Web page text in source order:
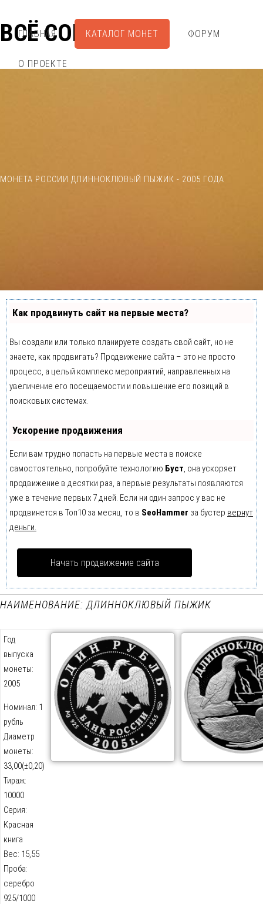
ВСЁ СОБРАЛ
ГЛАВНАЯ КАТАЛОГ МОНЕТ ФОРУМ
О ПРОЕКТЕ
МОНЕТА РОССИИ ДЛИННОКЛЮВЫЙ ПЫЖИК - 2005 ГОДА
Как продвинуть сайт на первые места?
Вы создали или только планируете создать свой сайт, но не
знаете, как продвигать? Продвижение сайта – это не просто
процесс, а целый комплекс мероприятий, направленных на
увеличение его посещаемости и повышение его позиций в
поисковых системах.
Ускорение продвижения
Если вам трудно попасть на первые места в поиске
самостоятельно, попробуйте технологию Буст, она ускоряет
продвижение в десятки раз, а первые результаты появляются
уже в течение первых 7 дней. Если ни один запрос у вас не
продвинется в Топ10 за месяц, то в SeoHammer за бустер вернут
деньги.
Начать продвижение сайта
НАИМЕНОВАНИЕ: ДЛИННОКЛЮВЫЙ ПЫЖИК
Год
выпуска
монеты:
2005
Номинал: 1
рубль
Диаметр
монеты:
33,00(±0,20)
Тираж:
10000
Серия:
Красная
книга
Вес: 15,55
Проба:
серебро
925/1000